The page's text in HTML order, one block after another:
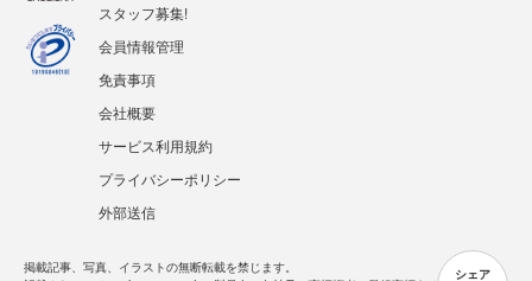
シェア
スタッフ募集!
会員情報管理
免責事項
会社概要
サービス利用規約
プライバシーポリシー
外部送信
掲載記事、写真、イラストの無断転載を禁じます。